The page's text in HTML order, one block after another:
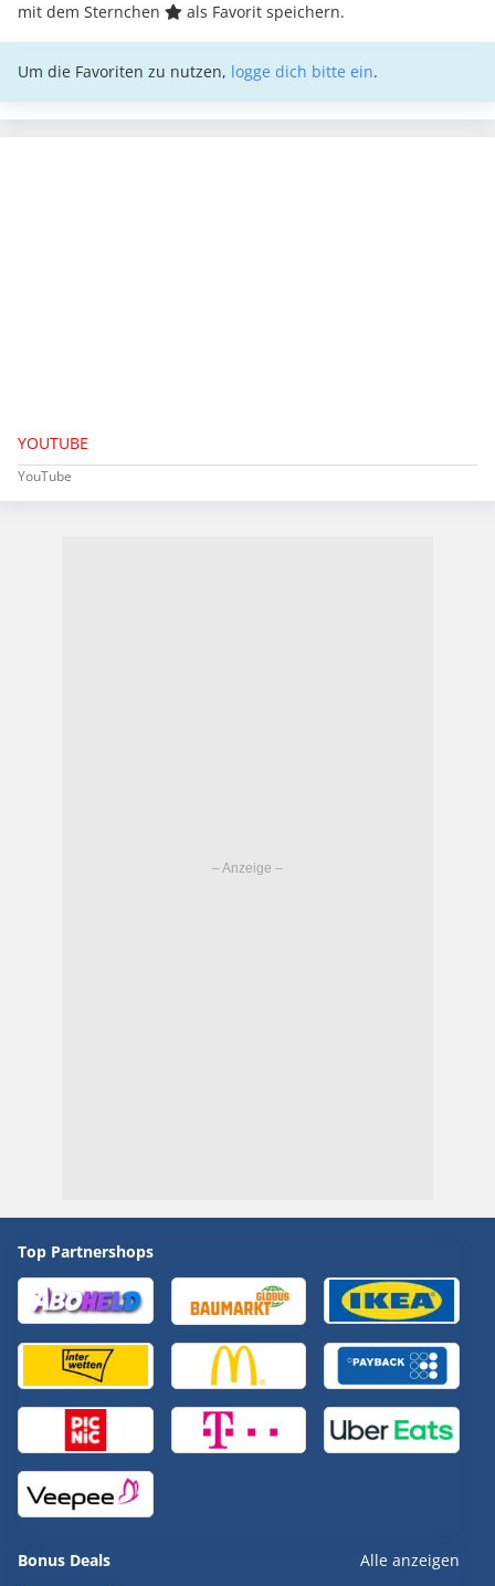
mit dem Sternchen
als Favorit speichern.
Um die Favoriten zu nutzen, logge dich bitte ein.
YOUTUBE
YouTube
Top Partnershops
Bonus Deals Alle anzeigen